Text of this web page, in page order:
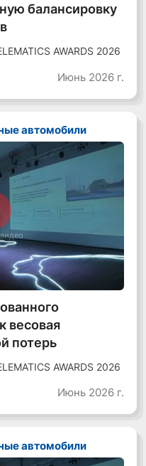
балансировку
AWARDS 2026
Июнь 2026 г.
автомобили
весовая
потерь
AWARDS 2026
Июнь 2026 г.
автомобили